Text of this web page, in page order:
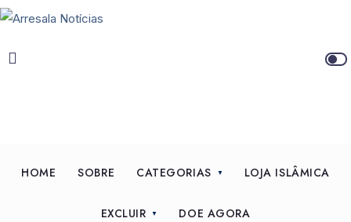
HOME SOBRE CATEGORIAS LOJA ISLÂMICA
EXCLUIR DOE AGORA